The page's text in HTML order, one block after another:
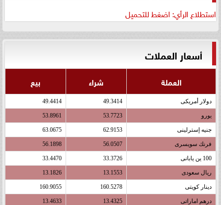
استطلاع الرأي: اضغط للتحميل
أسعار العملات
العملة شراء بيع
دولار أمريكى 49.3414
49.4414
يورو 53.7723
53.8961
جنيه إسترلينى 62.9153
63.0675
فرنك سويسرى 56.0507
56.1898
100 ين يابانى 33.3726
33.4470
ريال سعودى 13.1553
13.1826
دينار كويتى 160.5278
160.9055
درهم اماراتى 13.4325
13.4633